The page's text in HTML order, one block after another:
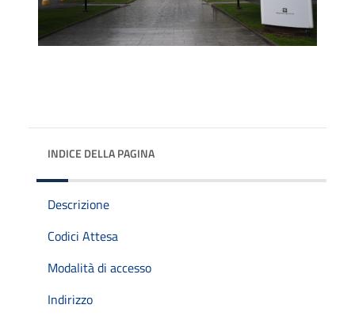
INDICE DELLA PAGINA
Descrizione
Codici Attesa
Modalità di accesso
Indirizzo